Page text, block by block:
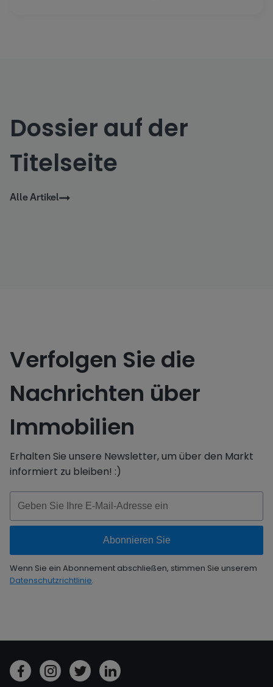
Dossier auf der
Titelseite
Alle Artikel
Verfolgen Sie die
Nachrichten über
Immobilien
Erhalten Sie unsere Newsletter, um über den Markt
informiert zu bleiben! :)
Wenn Sie ein Abonnement abschließen, stimmen Sie unserem
Datenschutzrichtlinie.